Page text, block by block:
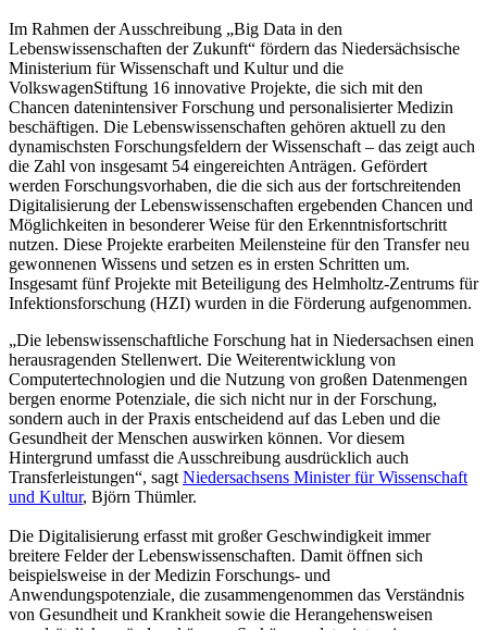
Im Rahmen der Ausschreibung „Big Data in den
Lebenswissenschaften der Zukunft“ fördern das Niedersächsische
Ministerium für Wissenschaft und Kultur und die
VolkswagenStiftung 16 innovative Projekte, die sich mit den
Chancen datenintensiver Forschung und personalisierter Medizin
beschäftigen. Die Lebenswissenschaften gehören aktuell zu den
dynamischsten Forschungsfeldern der Wissenschaft – das zeigt auch
die Zahl von insgesamt 54 eingereichten Anträgen. Gefördert
werden Forschungsvorhaben, die die sich aus der fortschreitenden
Digitalisierung der Lebenswissenschaften ergebenden Chancen und
Möglichkeiten in besonderer Weise für den Erkenntnisfortschritt
nutzen. Diese Projekte erarbeiten Meilensteine für den Transfer neu
gewonnenen Wissens und setzen es in ersten Schritten um.
Insgesamt fünf Projekte mit Beteiligung des Helmholtz-Zentrums für
Infektionsforschung (HZI) wurden in die Förderung aufgenommen.
„Die lebenswissenschaftliche Forschung hat in Niedersachsen einen
herausragenden Stellenwert. Die Weiterentwicklung von
Computertechnologien und die Nutzung von großen Datenmengen
bergen enorme Potenziale, die sich nicht nur in der Forschung,
sondern auch in der Praxis entscheidend auf das Leben und die
Gesundheit der Menschen auswirken können. Vor diesem
Hintergrund umfasst die Ausschreibung ausdrücklich auch
Transferleistungen“, sagt Niedersachsens Minister für Wissenschaft
und Kultur, Björn Thümler.
Die Digitalisierung erfasst mit großer Geschwindigkeit immer
breitere Felder der Lebenswissenschaften. Damit öffnen sich
beispielsweise in der Medizin Forschungs- und
Anwendungspotenziale, die zusammengenommen das Verständnis
von Gesundheit und Krankheit sowie die Herangehensweisen